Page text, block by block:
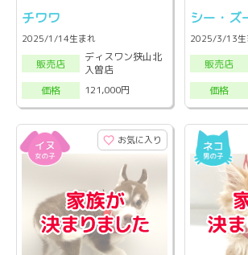
チワワ
2025/1/14生まれ
販売店
ディスワン狭山北
入曽店
価格
121,000円
シー・ズ
2025/3/13生
販売店
価格
お気に入り